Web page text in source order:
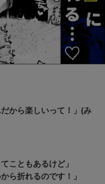
から楽しいって！」(み
こともあるけど」
ら折れるのです！」